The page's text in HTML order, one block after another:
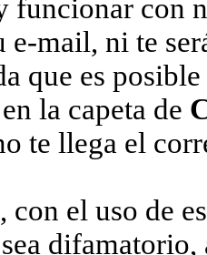
funcionar con
e-mail, ni te
que es
la capeta de
te llega el
con el uso de